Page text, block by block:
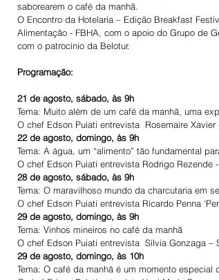
saborearem o café da manhã.
O Encontro da Hotelaria – Edição Breakfast
Alimentação - FBHA, com o apoio do Grupo de
com o patrocínio da Belotur.
Programação:
21 de agosto, sábado, às 9h
Tema: Muito além de um café da manhã, uma
O chef Edson Puiati entrevista  Rosemaire
22 de agosto, domingo, às 9h
Tema: A água, um “alimento” tão fundamental
O chef Edson Puiati entrevista Rodrigo Rezende
28 de agosto, sábado, às 9h
Tema: O maravilhoso mundo da charcutaria em
O chef Edson Puiati entrevista Ricardo Penna
29 de agosto, domingo, às 9h
Tema: Vinhos mineiros no café da manhã
O chef Edson Puiati entrevista  Sílvia Gonzaga –
29 de agosto, domingo, às 10h
Tema: O café da manhã é um momento